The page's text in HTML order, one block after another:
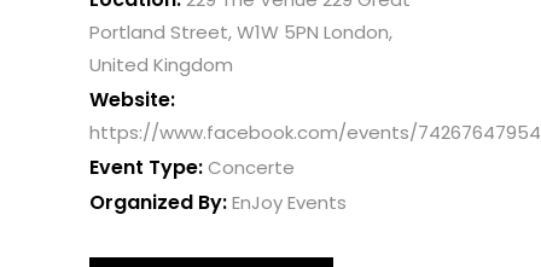
Portland Street, W1W 5PN London,
United Kingdom
Website:
https://www.facebook.com/events/
Event Type:Concerte
Organized By:EnJoy Events